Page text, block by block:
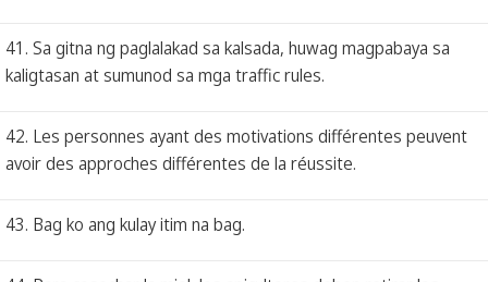
41. Sa gitna ng paglalakad sa kalsada, huwag magpabaya sa
kaligtasan at sumunod sa mga traffic rules.
42. Les personnes ayant des motivations différentes peuvent
avoir des approches différentes de la réussite.
43. Bag ko ang kulay itim na bag.